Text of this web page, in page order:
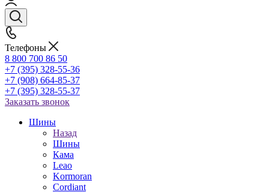
Телефоны
8 800 700 86 50
+7 (395) 328-55-36
+7 (908) 664-85-37
+7 (395) 328-55-37
Заказать звонок
Шины
Назад
Шины
Кама
Leao
Kormoran
Cordiant